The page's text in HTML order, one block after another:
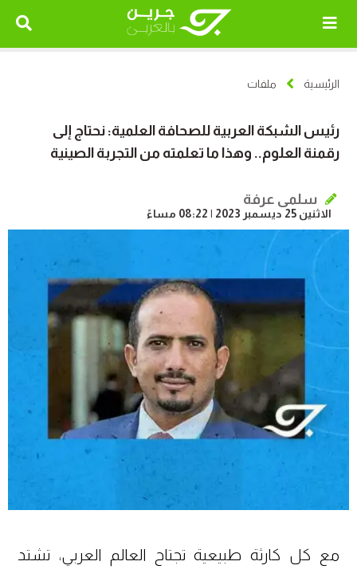
الرئيسية ملفات
رئيس الشبكة العربية للصحافة العلمية: نحتاج إلى
رقمنة العلوم.. وهذا ما تعلمته من التجربة الصينية
سلمى عرفة
الاثنين 25 ديسمبر 2023 | 08:22 مساءً
مع كل كارثة طبيعية تجتاح العالم العربي، تشتد